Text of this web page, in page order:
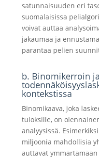
satunnaisuuden eri
suomalaisissa
voivat auttaa
jakaumaa ja
parantaa pelien
b. Binomikerroin ja
kontekstissa
Binomikaava, joka
tuloksille, on
analyysissä.
miljoonia mahdollisia
auttavat